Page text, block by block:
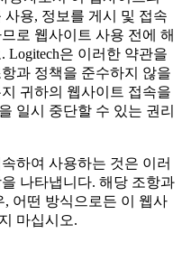
용, 정보를 게시 및 접속
로 웹사이트 사용 전에 해
Logitech은 이러한 약관을
과 정책을 준수하지 않을
귀하의 웹사이트 접속을
일시 중단할 수 있는 권리
하여 사용하는 것은 이러
나타냅니다. 해당 조항과
어떤 방식으로든 이 웹사
마십시오.